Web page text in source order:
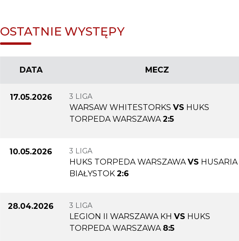
OSTATNIE WYSTĘPY
DATA MECZ
17.05.2026 3 LIGA
WARSAW WHITESTORKS VS HUKS
TORPEDA WARSZAWA 2:5
10.05.2026 3 LIGA
HUKS TORPEDA WARSZAWA VS HUSARIA
BIAŁYSTOK 2:6
28.04.2026 3 LIGA
LEGION II WARSZAWA KH VS HUKS
TORPEDA WARSZAWA 8:5